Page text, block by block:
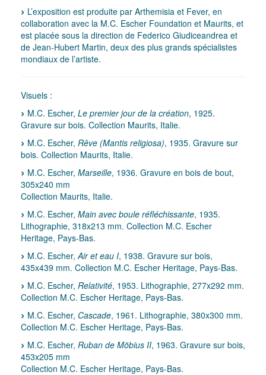
L’exposition est produite par Arthemisia et Fever, en
collaboration avec la M.C. Escher Foundation et Maurits, et
est placée sous la direction de Federico Giudiceandrea et
de Jean-Hubert Martin, deux des plus grands spécialistes
mondiaux de l’artiste.
Visuels :
M.C. Escher, Le premier jour de la création, 1925.
Gravure sur bois. Collection Maurits, Italie.
M.C. Escher, Rêve (Mantis religiosa), 1935. Gravure sur
bois. Collection Maurits, Italie.
M.C. Escher, Marseille, 1936. Gravure en bois de bout,
305x240 mm
Collection Maurits, Italie.
M.C. Escher, Main avec boule réfléchissante, 1935.
Lithographie, 318x213 mm. Collection M.C. Escher
Heritage, Pays-Bas.
M.C. Escher, Air et eau I, 1938. Gravure sur bois,
435x439 mm. Collection M.C. Escher Heritage, Pays-Bas.
M.C. Escher, Relativité, 1953. Lithographie, 277x292 mm.
Collection M.C. Escher Heritage, Pays-Bas.
M.C. Escher, Cascade, 1961. Lithographie, 380x300 mm.
Collection M.C. Escher Heritage, Pays-Bas.
M.C. Escher, Ruban de Möbius II, 1963. Gravure sur bois,
453x205 mm
Collection M.C. Escher Heritage, Pays-Bas.